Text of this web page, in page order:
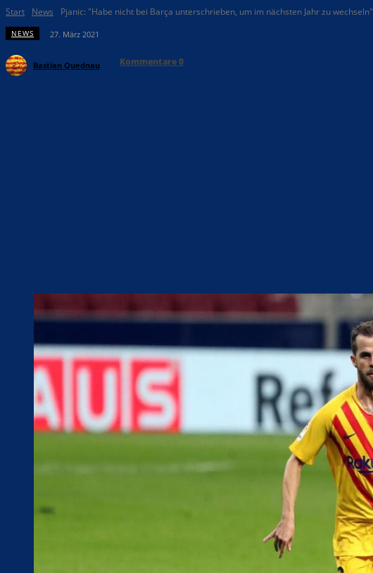
Start News Pjanic: "Habe nicht bei Barça unterschrieben, um im nächsten Jahr zu wechseln"
NEWS 27. März 2021
Bastian Quednau Kommentare0